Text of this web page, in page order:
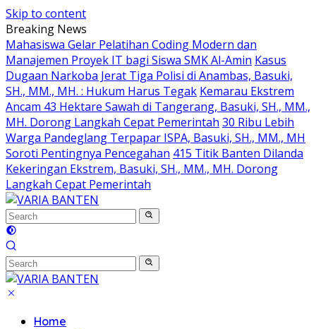
Skip to content
Breaking News
Mahasiswa Gelar Pelatihan Coding Modern dan
Manajemen Proyek IT bagi Siswa SMK Al-Amin Kasus
Dugaan Narkoba Jerat Tiga Polisi di Anambas, Basuki,
SH., MM., MH. : Hukum Harus Tegak Kemarau Ekstrem
Ancam 43 Hektare Sawah di Tangerang, Basuki, SH., MM.,
MH. Dorong Langkah Cepat Pemerintah 30 Ribu Lebih
Warga Pandeglang Terpapar ISPA, Basuki, SH., MM., MH
Soroti Pentingnya Pencegahan 415 Titik Banten Dilanda
Kekeringan Ekstrem, Basuki, SH., MM., MH. Dorong
Langkah Cepat Pemerintah
Home